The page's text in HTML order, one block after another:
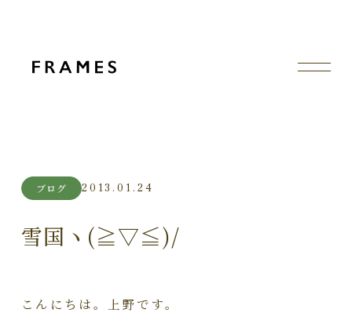
ブログ 2013.01.24
雪国ヽ(≧▽≦)/
こんにちは。上野です。